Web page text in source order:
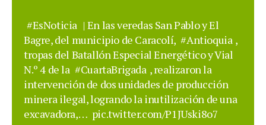
#EsNoticia | En las veredas San Pablo y El
Bagre, del municipio de Caracolí, #Antioquia ,
tropas del Batallón Especial Energético y Vial
N.º 4 de la #CuartaBrigada , realizaron la
intervención de dos unidades de producción
minera ilegal, logrando la inutilización de una
excavadora,… pic.twitter.com/P1JUski8o7